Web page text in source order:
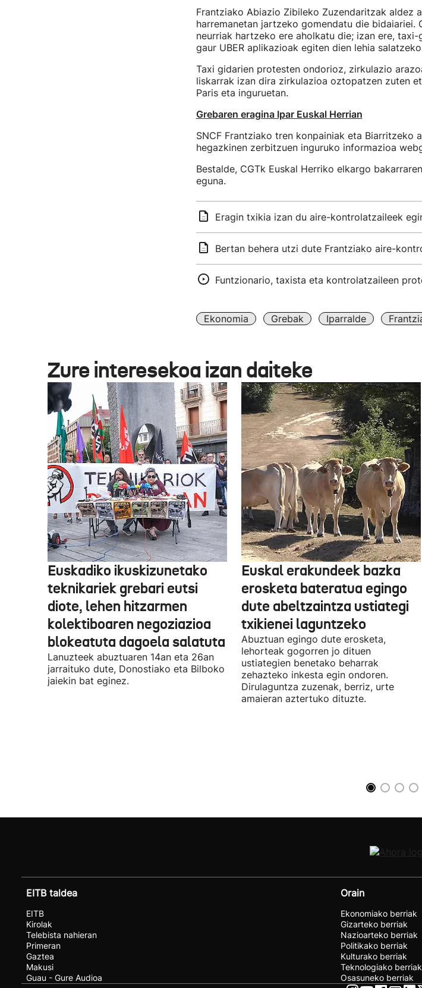
Frantziako Abiazio Zibileko Zuzendaritzak aldez
harremanetan jartzeko gomendatu die bidaiariei.
neurriak hartzeko ere aholkatu die; izan ere,
gaur UBER aplikazioak egiten dien lehia
Taxi gidarien protesten ondorioz, zirkulazio
liskarrak izan dira zirkulazioa oztopatzen zuten
Paris eta inguruetan.
Grebaren eragina Ipar Euskal Herrian
SNCF Frantziako tren konpainiak eta Biarritzeko
hegazkinen zerbitzuen inguruko informazioa
Bestalde, CGTk Euskal Herriko elkargo
eguna.
Eragin txikia izan du aire-kontrolatzaileek
Bertan behera utzi dute Frantziako aire-
Funtzionario, taxista eta kontrolatzaileen
Ekonomia Grebak Iparralde
Zure interesekoa izan daiteke
Euskadiko ikuskizunetako
teknikariek grebari eutsi
diote, lehen hitzarmen
kolektiboaren negoziazioa
blokeatuta dagoela salatuta
Lanuzteek abuztuaren 14an eta 26an
jarraituko dute, Donostiako eta Bilboko
jaiekin bat eginez.
Euskal erakundeek bazka
erosketa bateratua egingo
dute abeltzaintza ustiategi
txikienei laguntzeko
Abuztuan egingo dute erosketa,
lehorteak gogorren jo dituen
ustiategien benetako beharrak
zehazteko inkesta egin ondoren.
Dirulaguntza zuzenak, berriz, urte
amaieran aztertuko dituzte.
EITB taldea
EITB
Kirolak
Telebista nahieran
Primeran
Gaztea
Makusi
Guau - Gure Audioa
Orain
Ekonomiako berriak
Gizarteko berriak
Nazioarteko berriak
Politikako berriak
Kulturako berriak
Teknologiako berriak
Osasuneko berriak